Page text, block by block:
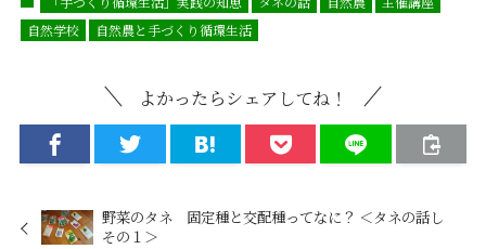
自然学校
自然農と手づくり循環生活
よかったらシェアしてね！
野菜のタネ 固定種と交配種ってなに？ ＜タネの話し
その１＞